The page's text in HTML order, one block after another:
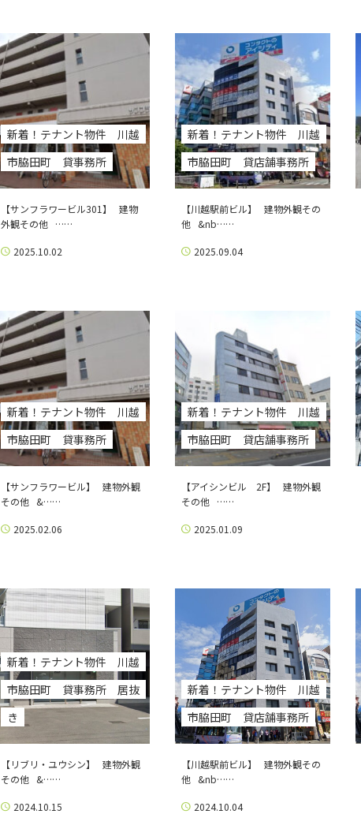
新着！テナント物件 川越
市脇田町 貸事務所
【サンフラワービル301】 建物
外観その他 ……
2025.10.02
新着！テナント物件 川越
市脇田町 貸店舗事務所
【川越駅前ビル】 建物外観その
他 &nb……
2025.09.04
新着！テナント物件 川越
市脇田町 貸事務所
【サンフラワービル】 建物外観
その他 &……
2025.02.06
新着！テナント物件 川越
市脇田町 貸店舗事務所
【アイシンビル 2F】 建物外観
その他 ……
2025.01.09
新着！テナント物件 川越
市脇田町 貸事務所 居抜
き
【リブリ・ユウシン】 建物外観
その他 &……
2024.10.15
新着！テナント物件 川越
市脇田町 貸店舗事務所
【川越駅前ビル】 建物外観その
他 &nb……
2024.10.04